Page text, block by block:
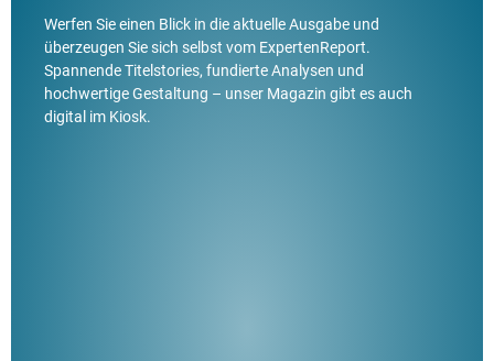
Werfen Sie einen Blick in die aktuelle Ausgabe und
überzeugen Sie sich selbst vom ExpertenReport.
Spannende Titelstories, fundierte Analysen und
hochwertige Gestaltung – unser Magazin gibt es auch
digital im Kiosk.